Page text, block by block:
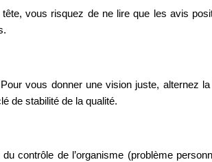
vous risquez de ne lire que les avis
vous donner une vision juste,
de stabilité de la qualité.
contrôle de l’organisme (problème